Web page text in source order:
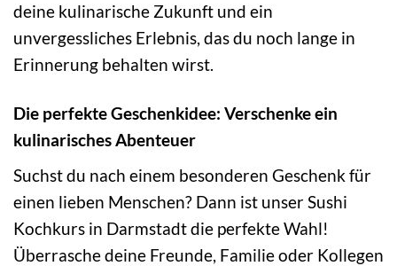
deine kulinarische Zukunft und ein
unvergessliches Erlebnis, das du noch lange in
Erinnerung behalten wirst.
Die perfekte Geschenkidee: Verschenke ein
kulinarisches Abenteuer
Suchst du nach einem besonderen Geschenk für
einen lieben Menschen? Dann ist unser Sushi
Kochkurs in Darmstadt die perfekte Wahl!
Überrasche deine Freunde, Familie oder Kollegen